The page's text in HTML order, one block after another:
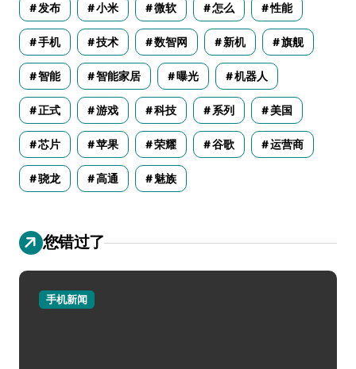
发布 小米 微软 怎么 性能
手机 技术 数智网 新机 旗舰
智能 智能家居 曝光 机器人
正式 游戏 科技 系列 美国
芯片 苹果 荣耀 谷歌 运营商
骁龙 高通 魅族
您错过了
手机新闻